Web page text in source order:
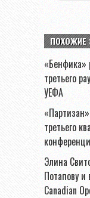
ПОХОЖИЕ
«Бенфика»
третьего
УЕФА
третьего
Элина
Потапову
Canadian